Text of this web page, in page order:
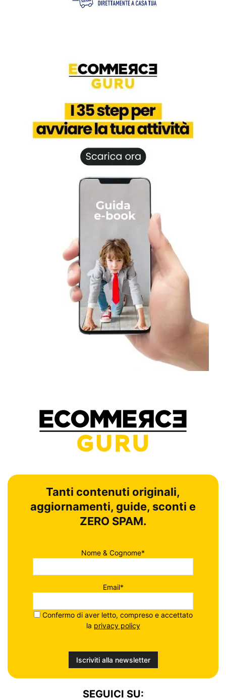
Tanti contenuti originali,
aggiornamenti, guide, sconti e
ZERO SPAM.
Nome & Cognome*
Email*
Confermo di aver letto, compreso e accettato
la privacy policy
SEGUICI SU: